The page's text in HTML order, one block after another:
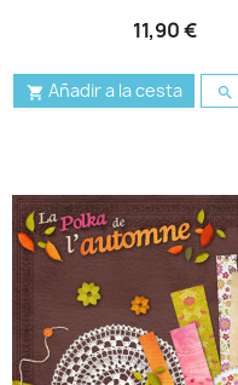
11,90 €
 Añadir a la cesta 